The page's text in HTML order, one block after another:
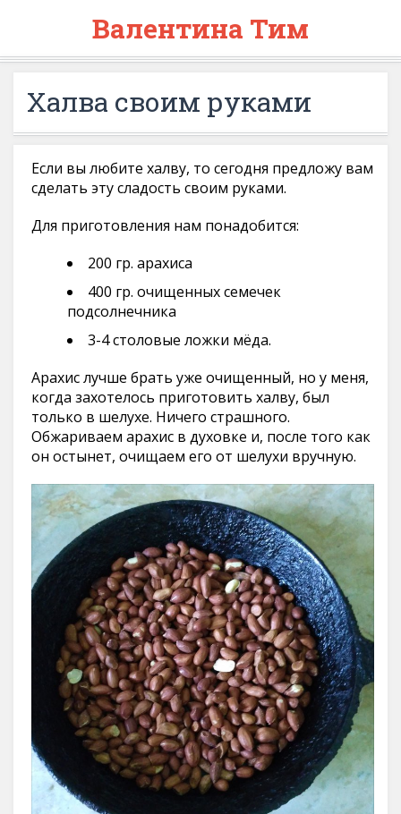
Валентина Тим
Халва своим руками
Если вы любите халву, то сегодня предложу вам
сделать эту сладость своим руками.
Для приготовления нам понадобится:
200 гр. арахиса
400 гр. очищенных семечек
подсолнечника
3-4 столовые ложки мёда.
Арахис лучше брать уже очищенный, но у меня,
когда захотелось приготовить халву, был
только в шелухе. Ничего страшного.
Обжариваем арахис в духовке и, после того как
он остынет, очищаем его от шелухи вручную.